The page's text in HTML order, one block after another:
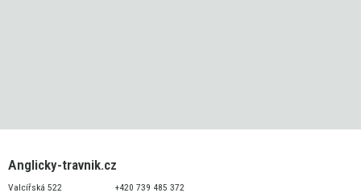
Anglicky-travnik.cz
Valcířská 522
+420 739 485 372